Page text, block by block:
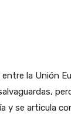
la Unión
y se articula